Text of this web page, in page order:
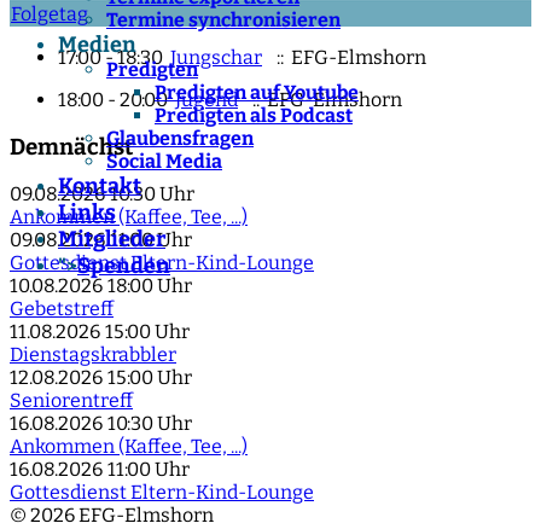
Termine synchronisieren
Medien
Predigten
Predigten auf Youtube
Predigten als Podcast
Glaubensfragen
Social Media
Kontakt
Links
Mitglieder
">Spenden
Folgetag
17:00 - 18:30Jungschar
:: EFG-Elmshorn
18:00 - 20:00Jugend :: EFG-Elmshorn
Demnächst
09.08.2026 10:30 Uhr
Ankommen (Kaffee, Tee, ...)
09.08.2026 11:00 Uhr
Gottesdienst Eltern-Kind-Lounge
10.08.2026 18:00 Uhr
Gebetstreff
11.08.2026 15:00 Uhr
Dienstagskrabbler
12.08.2026 15:00 Uhr
Seniorentreff
16.08.2026 10:30 Uhr
Ankommen (Kaffee, Tee, ...)
16.08.2026 11:00 Uhr
Gottesdienst Eltern-Kind-Lounge
© 2026 EFG-Elmshorn